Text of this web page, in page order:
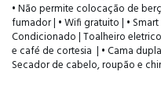
• Não permite colocação de
fumador | • Wifi gratuito | •
Condicionado | Toalheiro eletrico
e café de cortesia | • Cama
Secador de cabelo, roupão e